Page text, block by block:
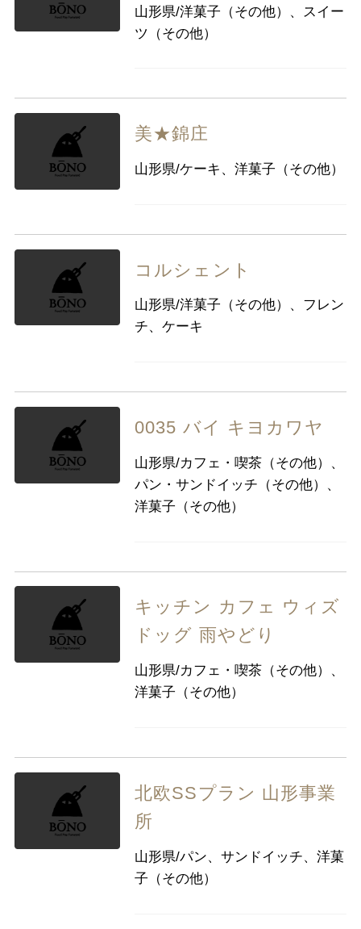
山形県/洋菓子（その他）、スイー
ツ（その他）
美★錦庄
山形県/ケーキ、洋菓子（その他）
コルシェント
山形県/洋菓子（その他）、フレン
チ、ケーキ
0035 バイ キヨカワヤ
山形県/カフェ・喫茶（その他）、
パン・サンドイッチ（その他）、
洋菓子（その他）
キッチン カフェ ウィズ
ドッグ 雨やどり
山形県/カフェ・喫茶（その他）、
洋菓子（その他）
北欧SSプラン 山形事業
所
山形県/パン、サンドイッチ、洋菓
子（その他）